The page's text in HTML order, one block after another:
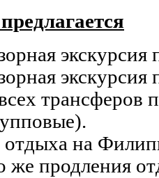
экскурсия
экскурсия
трансферов
на
же продления